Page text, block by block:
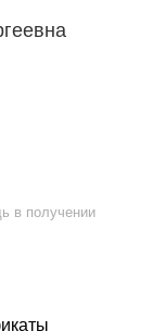
в получении